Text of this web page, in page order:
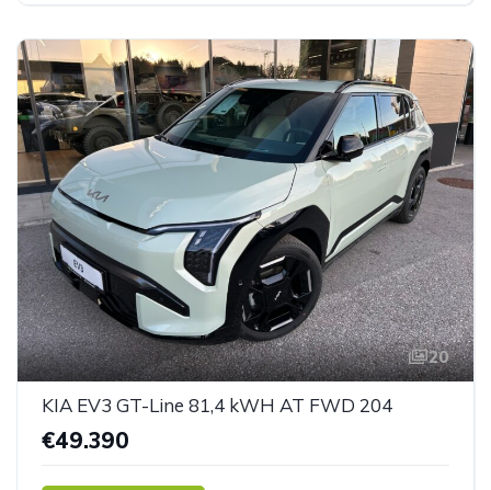
20
KIA EV3 GT-Line 81,4 kWH AT FWD 204
€49.390